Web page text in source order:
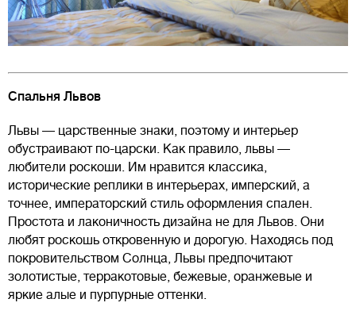
Спальня Львов
Львы — царственные знаки, поэтому и интерьер
обустраивают по-царски. Как правило, львы —
любители роскоши. Им нравится классика,
исторические реплики в интерьерах, имперский, а
точнее, императорский стиль оформления спален.
Простота и лаконичность дизайна не для Львов. Они
любят роскошь откровенную и дорогую. Находясь под
покровительством Солнца, Львы предпочитают
золотистые, терракотовые, бежевые, оранжевые и
яркие алые и пурпурные оттенки.